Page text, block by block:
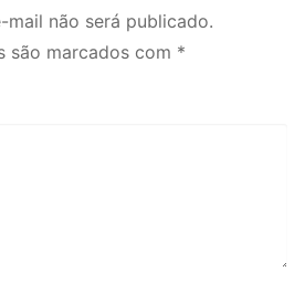
mail não será publicado.
são marcados com *